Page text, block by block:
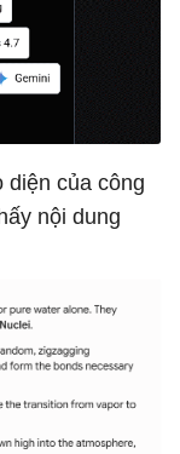
diện của công
nội dung